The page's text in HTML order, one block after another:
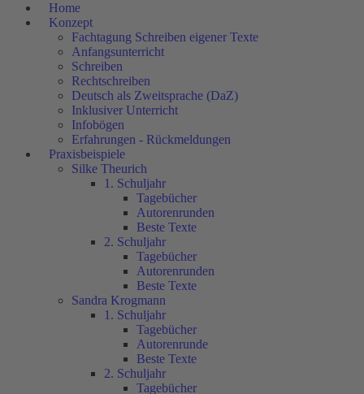
Home
Konzept
Fachtagung Schreiben eigener Texte
Anfangsunterricht
Schreiben
Rechtschreiben
Deutsch als Zweitsprache (DaZ)
Inklusiver Unterricht
Infobögen
Erfahrungen - Rückmeldungen
Praxisbeispiele
Silke Theurich
1. Schuljahr
Tagebücher
Autorenrunden
Beste Texte
2. Schuljahr
Tagebücher
Autorenrunden
Beste Texte
Sandra Krogmann
1. Schuljahr
Tagebücher
Autorenrunde
Beste Texte
2. Schuljahr
Tagebücher